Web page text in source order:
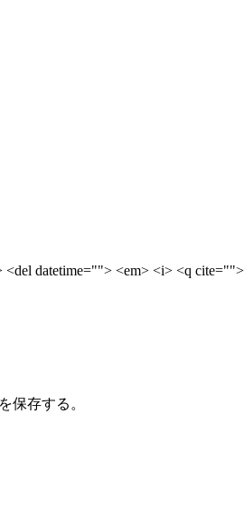
datetime=""> <em> <i> <q
保存する。